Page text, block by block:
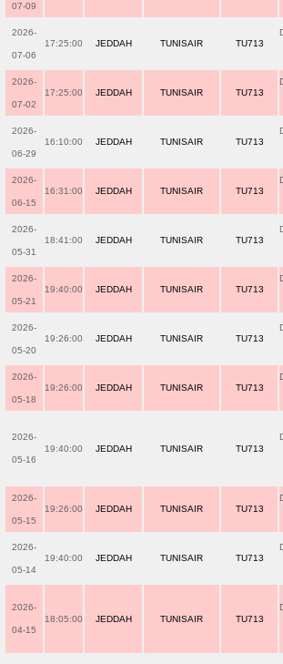
07-09
2026-
07-06
17:25:00 JEDDAH TUNISAIR TU713
2026-
07-02
17:25:00 JEDDAH TUNISAIR TU713
2026-
06-29
16:10:00 JEDDAH TUNISAIR TU713
2026-
06-15
16:31:00 JEDDAH TUNISAIR TU713
2026-
05-31
18:41:00 JEDDAH TUNISAIR TU713
2026-
05-21
19:40:00 JEDDAH TUNISAIR TU713
2026-
05-20
19:26:00 JEDDAH TUNISAIR TU713
2026-
05-18
19:26:00 JEDDAH TUNISAIR TU713
2026-
05-16
19:40:00 JEDDAH TUNISAIR TU713
2026-
05-15
19:26:00 JEDDAH TUNISAIR TU713
2026-
05-14
19:40:00 JEDDAH TUNISAIR TU713
2026-
04-15
18:05:00 JEDDAH TUNISAIR TU713